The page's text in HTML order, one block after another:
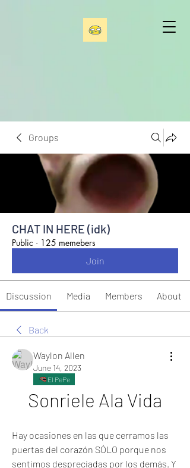
Groups
CHAT IN HERE (idk)
Public · 125 memebers
Join
Discussion Media Members About
Back
Waylon Allen
June 14, 2023
El PePe
Sonriele Ala Vida
Hay ocasiones en las que cerramos las
puertas del corazón SÓLO porque nos
sentimos despreciadas por los demás. Y